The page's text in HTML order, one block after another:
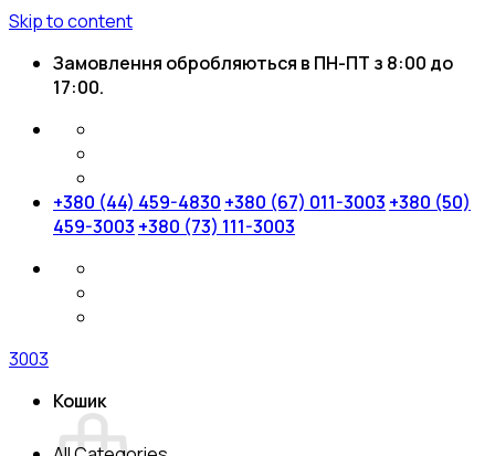
Skip to content
Замовлення обробляються в ПН-ПТ з 8:00 до
17:00.
+380 (44) 459-4830 +380 (67) 011-3003 +380 (50)
459-3003 +380 (73) 111-3003
3003
Кошик